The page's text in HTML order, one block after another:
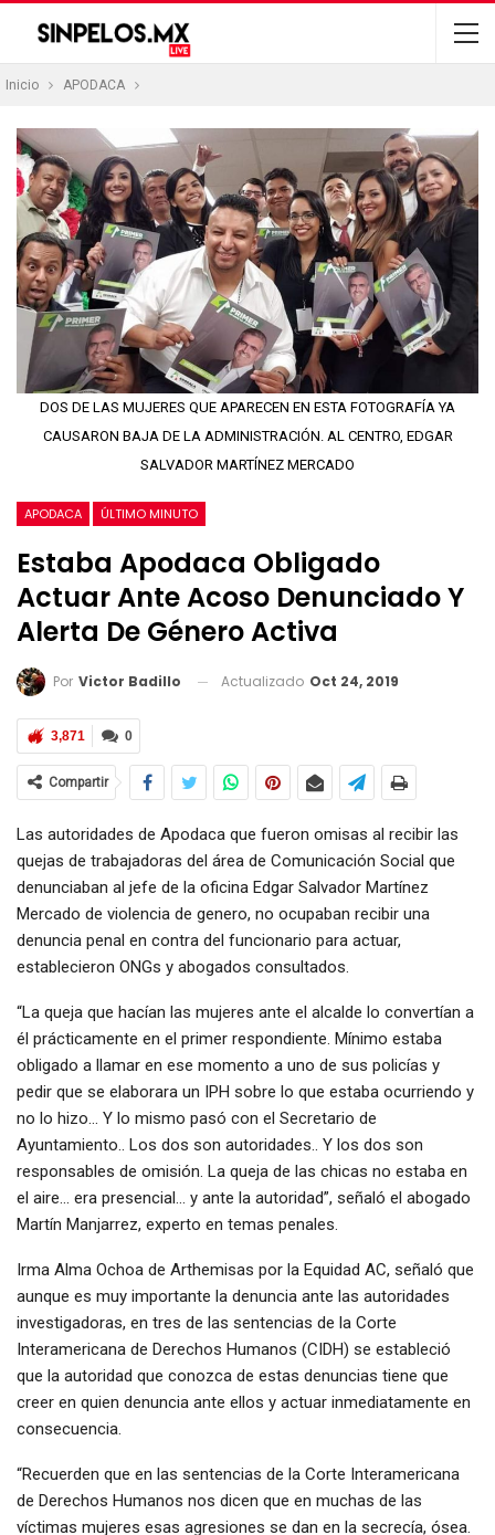
Inicio APODACA
DOS DE LAS MUJERES QUE APARECEN EN ESTA FOTOGRAFÍA YA
CAUSARON BAJA DE LA ADMINISTRACIÓN. AL CENTRO, EDGAR
SALVADOR MARTÍNEZ MERCADO
APODACA ÚLTIMO MINUTO
Estaba Apodaca Obligado
Actuar Ante Acoso Denunciado Y
Alerta De Género Activa
Por Victor Badillo Actualizado Oct 24, 2019
0
3,871
Compartir
Las autoridades de Apodaca que fueron omisas al recibir las
quejas de trabajadoras del área de Comunicación Social que
denunciaban al jefe de la oficina Edgar Salvador Martínez
Mercado de violencia de genero, no ocupaban recibir una
denuncia penal en contra del funcionario para actuar,
establecieron ONGs y abogados consultados.
“La queja que hacían las mujeres ante el alcalde lo convertían a
él prácticamente en el primer respondiente. Mínimo estaba
obligado a llamar en ese momento a uno de sus policías y
pedir que se elaborara un IPH sobre lo que estaba ocurriendo y
no lo hizo… Y lo mismo pasó con el Secretario de
Ayuntamiento.. Los dos son autoridades.. Y los dos son
responsables de omisión. La queja de las chicas no estaba en
el aire… era presencial… y ante la autoridad”, señaló el abogado
Martín Manjarrez, experto en temas penales.
Irma Alma Ochoa de Arthemisas por la Equidad AC, señaló que
aunque es muy importante la denuncia ante las autoridades
investigadoras, en tres de las sentencias de la Corte
Interamericana de Derechos Humanos (CIDH) se estableció
que la autoridad que conozca de estas denuncias tiene que
creer en quien denuncia ante ellos y actuar inmediatamente en
consecuencia.
“Recuerden que en las sentencias de la Corte Interamericana
de Derechos Humanos nos dicen que en muchas de las
víctimas mujeres esas agresiones se dan en la secrecía, ósea.